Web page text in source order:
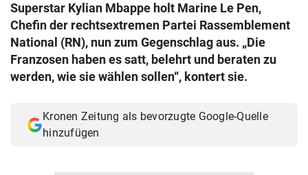
Superstar Kylian Mbappe holt Marine Le Pen,
Chefin der rechtsextremen Partei Rassemblement
National (RN), nun zum Gegenschlag aus. „Die
Franzosen haben es satt, belehrt und beraten zu
werden, wie sie wählen sollen“, kontert sie.
Kronen Zeitung als bevorzugte Google-Quelle
hinzufügen